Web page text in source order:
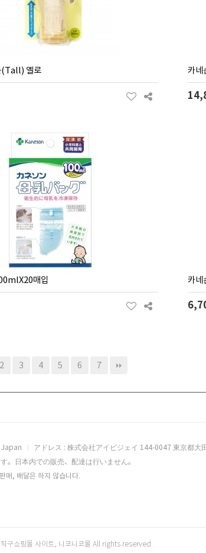
(Tall) 옐로 카네
매입 카네
2 3 4 5 6 7
Japan
アドレス : 株式会社アイビジェイ 144-0047 東京都大
。日本内での販売、配達は行いません。
매, 배달은 하지 않습니다.
구쇼핑몰 사이트, 니코니코몰 All rights reserved.